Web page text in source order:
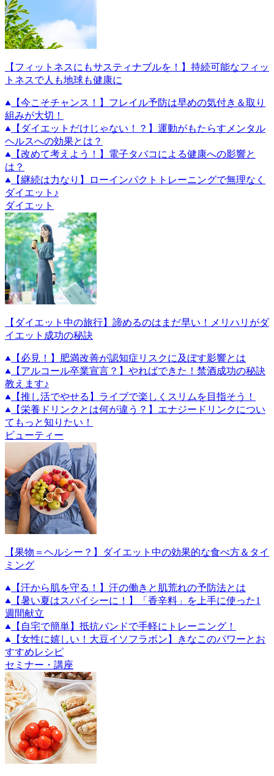
【フィットネスにもサスティナブルを！】持続可能なフィッ
トネスで人も地球も健康に
【今こそチャンス！】フレイル予防は早めの気付き＆取り
組みが大切！
【ダイエットだけじゃない！？】運動がもたらすメンタル
ヘルスへの効果とは？
【改めて考えよう！】電子タバコによる健康への影響と
は？
【継続は力なり】ローインパクトトレーニングで無理なく
ダイエット♪
ダイエット
【ダイエット中の旅行】諦めるのはまだ早い！メリハリがダ
イエット成功の秘訣
【必見！】肥満改善が認知症リスクに及ぼす影響とは
【アルコール卒業宣言？】やればできた！禁酒成功の秘訣
教えます♪
【推し活でやせる】ライブで楽しくスリムを目指そう！
【栄養ドリンクとは何が違う？】エナジードリンクについ
てもっと知りたい！
ビューティー
【果物＝ヘルシー？】ダイエット中の効果的な食べ方＆タイ
ミング
【汗から肌を守る！】汗の働きと肌荒れの予防法とは
【暑い夏はスパイシーに！】「香辛料」を上手に使った1
週間献立
【自宅で簡単】抵抗バンドで手軽にトレーニング！
【女性に嬉しい！大豆イソフラボン】きなこのパワーとお
すすめレシピ
セミナー・講座